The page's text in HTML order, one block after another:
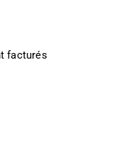
facturés